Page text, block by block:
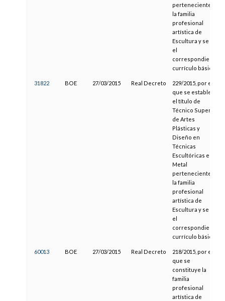
perteneciente a
la familia
profesional
artística de
Escultura y se fija
el
correspondiente
currículo básico
31822 BOE 27/03/2015 Real Decreto
229/2015, por el
que se establece
el título de
Técnico Superior
de Artes
Plásticas y
Diseño en
Técnicas
Escultóricas en
Metal
perteneciente a
la familia
profesional
artística de
Escultura y se fija
el
correspondiente
currículo básico
60013 BOE 27/03/2015 Real Decreto
218/2015, por el
que se
constituye la
familia
profesional
artística de